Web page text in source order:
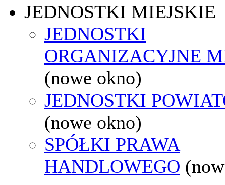
JEDNOSTKI MIEJSKIE
JEDNOSTKI
ORGANIZACYJNE
(nowe okno)
JEDNOSTKI
(nowe okno)
SPÓŁKI PRAWA
HANDLOWEGO